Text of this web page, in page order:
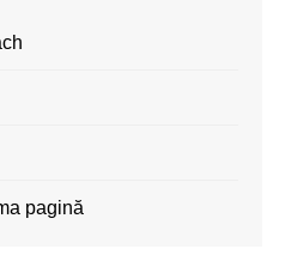
pagină